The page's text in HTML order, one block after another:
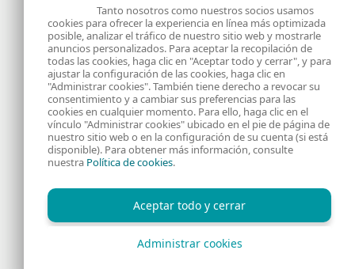
seguridad de ESET
Acerca de RSS Feed
Contáctanos Dirección
Información Legal Política de Cookies
Política de privacidad
Tanto nosotros como nuestros socios usamos
cookies para ofrecer la experiencia en línea más optimizada
posible, analizar el tráfico de nuestro sitio web y mostrarle
anuncios personalizados. Para aceptar la recopilación de
todas las cookies, haga clic en "Aceptar todo y cerrar", y para
ajustar la configuración de las cookies, haga clic en
"Administrar cookies". También tiene derecho a revocar su
consentimiento y a cambiar sus preferencias para las
cookies en cualquier momento. Para ello, haga clic en el
vínculo "Administrar cookies" ubicado en el pie de página de
nuestro sitio web o en la configuración de su cuenta (si está
disponible). Para obtener más información, consulte
nuestra Política de cookies.
Aceptar todo y cerrar
Administrar cookies